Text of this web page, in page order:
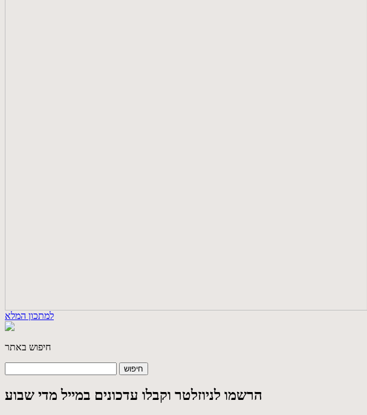
למתכון המלא
חיפוש באתר
הרשמו לניוזלטר וקבלו עדכונים במייל מדי שבוע